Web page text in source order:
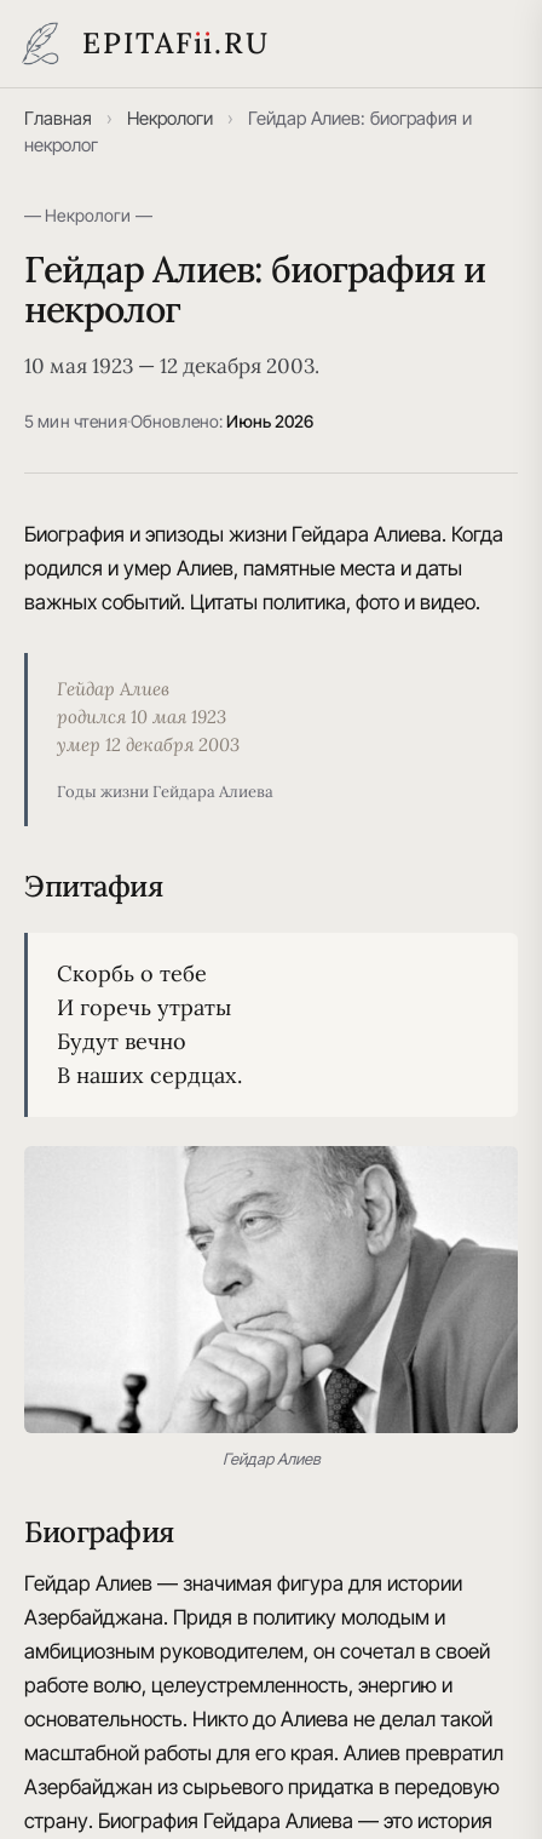
EPITAFii.RU
Главная › Некрологи ›
Гейдар Алиев: биография и
некролог
— Некрологи —
Гейдар Алиев: биография и
некролог
10 мая 1923 — 12 декабря 2003.
5 мин чтения·Обновлено:Июнь 2026
Биография и эпизоды жизни Гейдара Алиева. Когда
родился и умер Алиев, памятные места и даты
важных событий. Цитаты политика, фото и видео.
Гейдар Алиев
родился 10 мая 1923
умер 12 декабря 2003
Годы жизни Гейдара Алиева
Эпитафия
Скорбь о тебе
И горечь утраты
Будут вечно
В наших сердцах.
Гейдар Алиев
Биография
Гейдар Алиев — значимая фигура для истории
Азербайджана. Придя в политику молодым и
амбициозным руководителем, он сочетал в своей
работе волю, целеустремленность, энергию и
основательность. Никто до Алиева не делал такой
масштабной работы для его края. Алиев превратил
Азербайджан из сырьевого придатка в передовую
страну. Биография Гейдара Алиева — это история